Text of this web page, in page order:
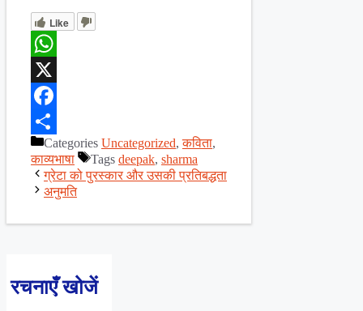
Like
WhatsApp
X
Facebook
ShareCategories Uncategorized,कविता,
काव्यभाषा
Tags deepak, sharma
ग्रेटा को पुरस्कार और उसकी प्रतिबद्धता
अनुमति
रचनाएँ खोजें